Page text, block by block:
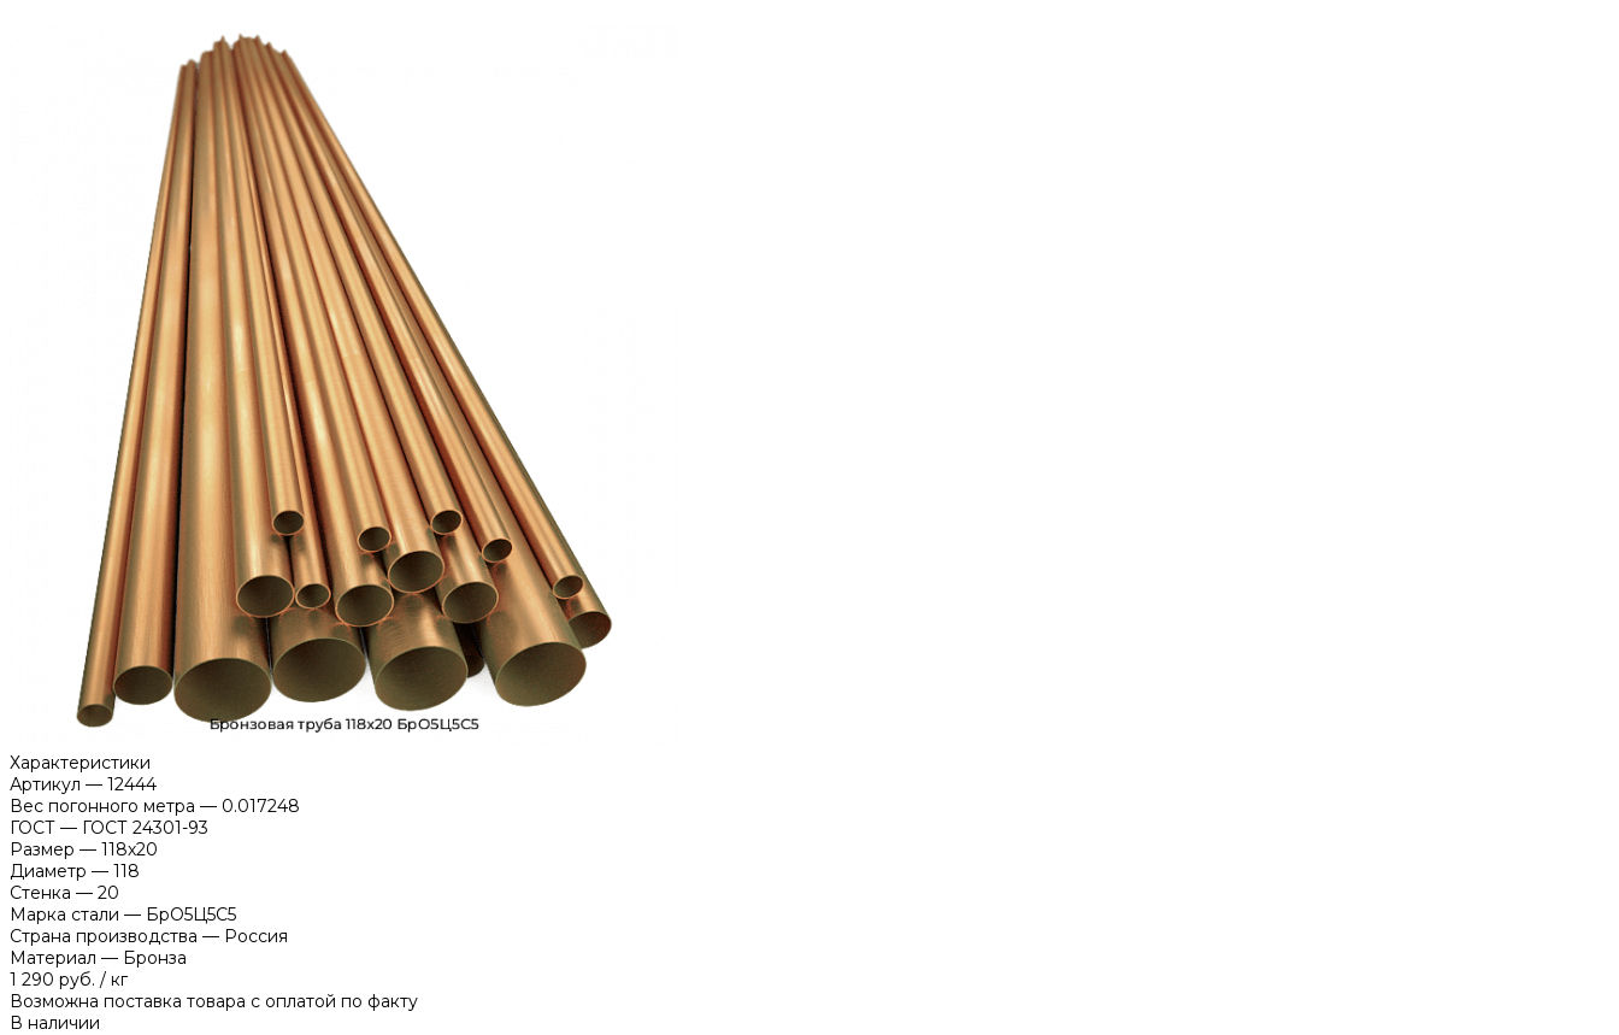
Характеристики
Артикул — 12444
Вес погонного метра — 0.017248
ГОСТ — ГОСТ 24301-93
Размер — 118х20
Диаметр — 118
Стенка — 20
Марка стали — БрО5Ц5С5
Страна производства — Россия
Материал — Бронза
1 290 руб. / кг
Возможна поставка товара с оплатой по факту
В наличии